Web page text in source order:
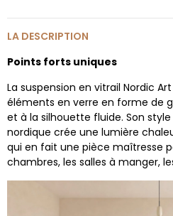
LA DESCRIPTION
Points forts uniques
La suspension en vitrail Nordic
éléments en verre en forme de
et à la silhouette fluide. Son
nordique crée une lumière
qui en fait une pièce maîtresse
chambres, les salles à manger,